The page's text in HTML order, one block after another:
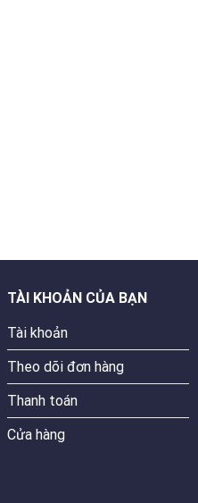
TÀI KHOẢN CỦA BẠN
Tài khoản
Theo dõi đơn hàng
Thanh toán
Cửa hàng